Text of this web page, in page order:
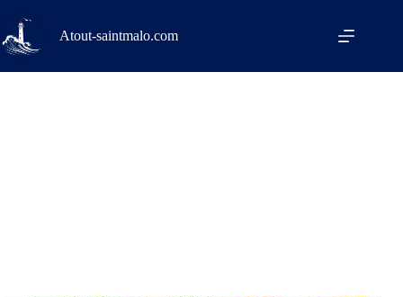
contenu
Atout-saintmalo.com